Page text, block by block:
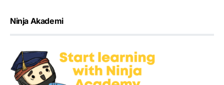
Ninja Akademi